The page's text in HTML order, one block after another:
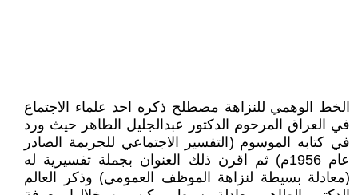
الخط الوهمي للنزاهة مصطلح ذكره احد علماء الاجتماع
في العراق المرحوم الدكتور عبدالجليل الطاهر حيث ورد
في كتابه الموسوم (التفسير الاجتماعي للجريمة الصادر
عام 1956م) ثم اقرن ذلك العنوان بجملة تفسيرية له
(معادلة بسيطة لنزاهة الموظف العمومي) وذكر العالم